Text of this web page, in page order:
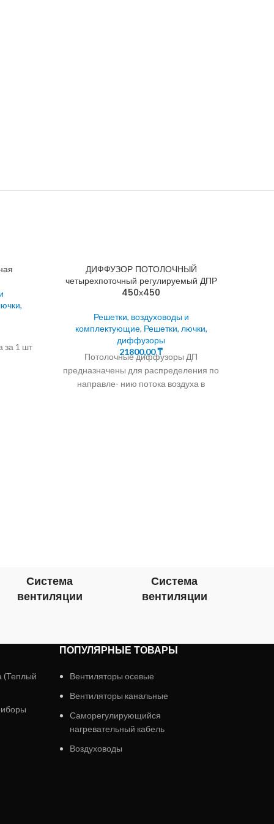
за 1 шт
ДИФФУЗОР ПОТОЛОЧНЫЙ
четырехпоточный регулируемый ДПР
450х450
Решетки, воздуховоды и
комплектующие, Решетки, лючки,
диффузоры
21800,00₸
Потолочные диффузоры ДП
предназначены для распределения по
направле- нию потока воздуха в
Система
вентиляции
Система
вентиляции
(Теплый
ПОПУЛЯРНЫЕ ТОВАРЫ
Вентиляторы осевые
Вентиляторы канальные
Саморегулирующийся
нагревательный кабель
Воздуховоды